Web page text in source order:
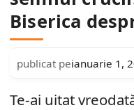
Biserica
publicat peianuarie 1,
Te-ai uitat